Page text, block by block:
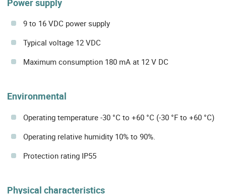
Power supply
9 to 16 VDC power supply
Typical voltage 12 VDC
Maximum consumption 180 mA at 12 V DC
Environmental
Operating temperature -30 °C to +60 °C (-30 °F to +60 °C)
Operating relative humidity 10% to 90%.
Protection rating IP55
Physical characteristics